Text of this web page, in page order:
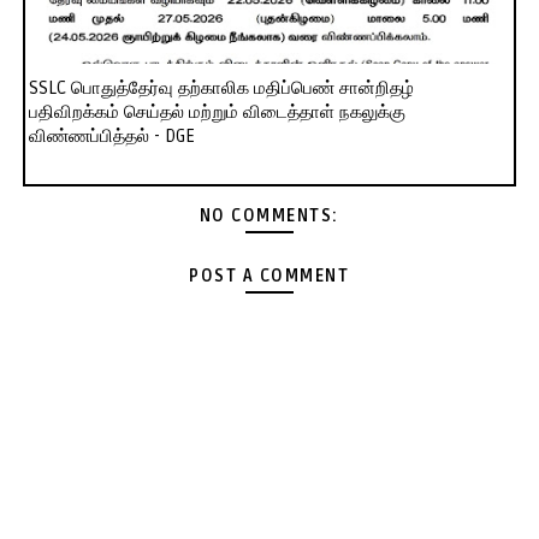
SSLC பொதுத்தேர்வு தற்காலிக மதிப்பெண் சான்றிதழ்
பதிவிறக்கம் செய்தல் மற்றும் விடைத்தாள் நகலுக்கு
விண்ணப்பித்தல் - DGE
NO COMMENTS:
POST A COMMENT